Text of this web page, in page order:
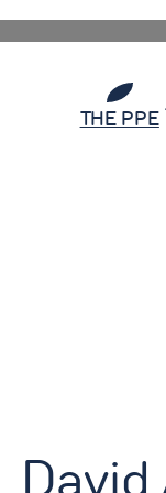
THE PPE